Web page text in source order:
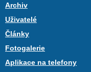
Archiv
Uživatelé
Články
Fotogalerie
Aplikace na telefony